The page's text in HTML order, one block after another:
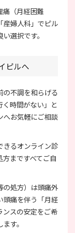
痛（月経困難
産婦人科」でピル
選択です。
ピルへ
の不調を和らげる
時間がない」と
へお気軽にご相談
きるオンライン診
まですべてご自
処方）は頭痛外
頭痛を伴う「月経
ンスの安定をご希
す。